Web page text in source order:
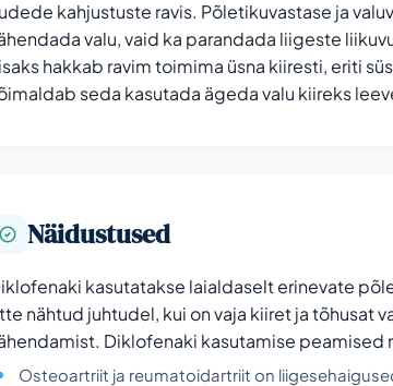
kahjustuste ravis. Põletikuvastase ja
valu, vaid ka parandada liigeste
hakkab ravim toimima üsna kiiresti, eriti
seda kasutada ägeda valu kiireks
Näidustused
kasutatakse laialdaselt erinevate
nähtud juhtudel, kui on vaja kiiret ja tõhusat
Diklofenaki kasutamise peamised
Osteoartriit ja reumatoidartriit on